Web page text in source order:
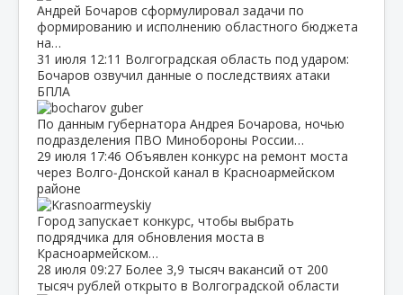
Андрей Бочаров сформулировал задачи по
формированию и исполнению областного бюджета
на…
31 июля 12:11 Волгоградская область под ударом:
Бочаров озвучил данные о последствиях атаки
БПЛА
По данным губернатора Андрея Бочарова, ночью
подразделения ПВО Минобороны России…
29 июля 17:46 Объявлен конкурс на ремонт моста
через Волго‑Донской канал в Красноармейском
районе
Город запускает конкурс, чтобы выбрать
подрядчика для обновления моста в
Красноармейском…
28 июля 09:27 Более 3,9 тысяч вакансий от 200
тысяч рублей открыто в Волгоградской области